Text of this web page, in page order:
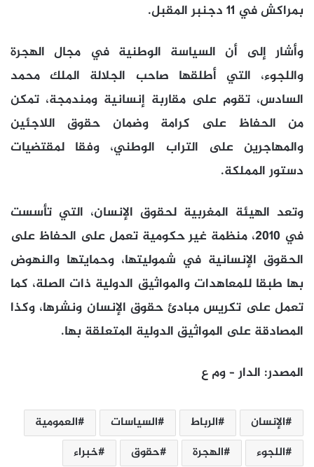
بمراكش في 11 دجنبر المقبل.
وأشار إلى أن السياسة الوطنية في مجال الهجرة
واللجوء، التي أطلقها صاحب الجلالة الملك محمد
السادس، تقوم على مقاربة إنسانية ومندمجة، تمكن
من الحفاظ على كرامة وضمان حقوق اللاجئين
والمهاجرين على التراب الوطني، وفقا لمقتضيات
دستور المملكة.
وتعد الهيئة المغربية لحقوق الإنسان، التي تأسست
في 2010، منظمة غير حكومية تعمل على الحفاظ على
الحقوق الإنسانية في شموليتها، وحمايتها والنهوض
بها طبقا للمعاهدات والمواثيق الدولية ذات الصلة، كما
تعمل على تكريس مبادئ حقوق الإنسان ونشرها، وكذا
المصادقة على المواثيق الدولية المتعلقة بها.
المصدر: الدار – وم ع
الإنسان الرباط السياسات
العمومية
اللجوء
الهجرة حقوق خبراء